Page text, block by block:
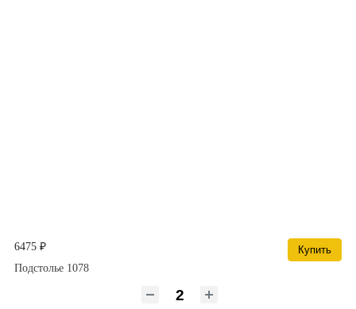
6475 ₽
Купить
Подстолье 1078